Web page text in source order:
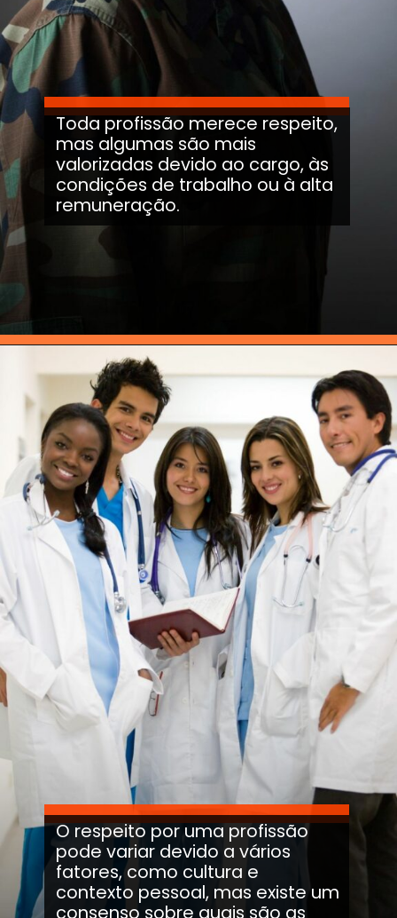
Toda profissão merece respeito,
mas algumas são mais
valorizadas devido ao cargo, às
condições de trabalho ou à alta
remuneração.
O respeito por uma profissão
pode variar devido a vários
fatores, como cultura e
contexto pessoal, mas existe um